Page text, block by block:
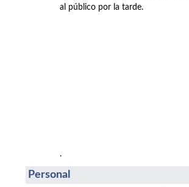
al público por la tarde.
.
Personal